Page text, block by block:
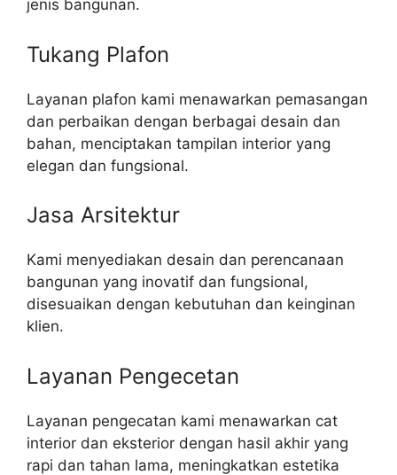
jenis bangunan.
Tukang Plafon
Layanan plafon kami menawarkan pemasangan
dan perbaikan dengan berbagai desain dan
bahan, menciptakan tampilan interior yang
elegan dan fungsional.
Jasa Arsitektur
Kami menyediakan desain dan perencanaan
bangunan yang inovatif dan fungsional,
disesuaikan dengan kebutuhan dan keinginan
klien.
Layanan Pengecetan
Layanan pengecatan kami menawarkan cat
interior dan eksterior dengan hasil akhir yang
rapi dan tahan lama, meningkatkan estetika